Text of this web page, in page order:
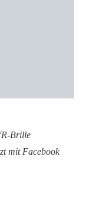
Brille
mit Facebook